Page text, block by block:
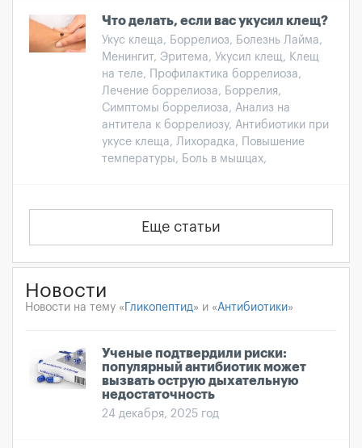
Что делать, если вас укусил клещ?
Укус клеща, Боррелиоз, Болезнь Лайма,
Менингит, Эритема, Укусил клещ, Клещ
на теле, Профилактика боррелиоза,
Лечение боррелиоза, Боррелия,
Симптомы боррелиоза, Анализ на
антитела к боррелиозу, Антибиотики при
укусе клеща, Лихорадка, Повышение
температуры, Боль в мышцах,
Еще статьи
Новости
Новости на тему « Гликопептид» и «Антибиотики»
Ученые подтвердили риски:
популярный антибиотик может
вызвать острую дыхательную
недостаточность
24 декабря, 2025 год